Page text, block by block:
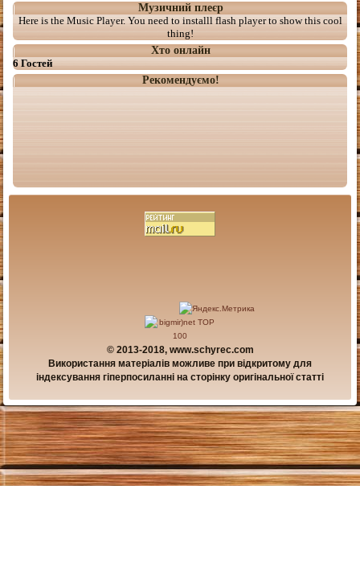
Музичний плеєр
Here is the Music Player. You need to installl flash player to show this cool
thing!
Хто онлайн
6 Гостей
Рекомендуємо!
© 2013-2018, www.schyrec.com
Використання матеріалів можливе при відкритому для
індексування гіперпосиланні на сторінку оригінальної статті